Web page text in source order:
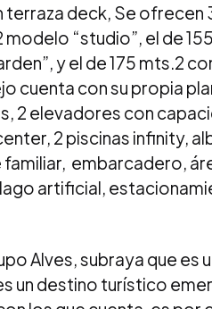
terraza deck, Se ofrecen
“studio”, el de
y el de 175 mts.2
cuenta con su propia
2 elevadores con
2 piscinas infinity,
embarcadero,
artificial,
Alves, subraya que es
un destino turístico